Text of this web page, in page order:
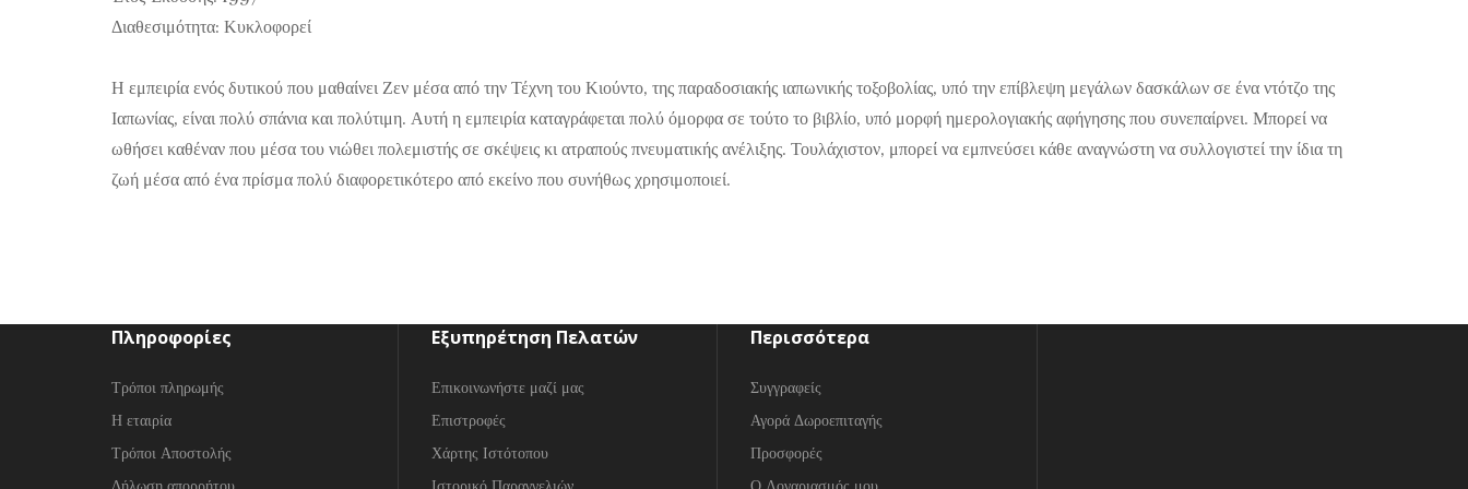
Διαθεσιμότητα: Κυκλοφορεί
Η εμπειρία ενός δυτικού που μαθαίνει Ζεν μέσα από την Τέχνη του Κιούντο, της παραδοσιακής ιαπωνικής τοξοβολίας, υπό την επίβλεψη μεγάλων δασκάλων σε ένα ντότζο της
Ιαπωνίας, είναι πολύ σπάνια και πολύτιμη. Αυτή η εμπειρία καταγράφεται πολύ όμορφα σε τούτο το βιβλίο, υπό μορφή ημερολογιακής αφήγησης που συνεπαίρνει. Μπορεί να
ωθήσει καθέναν που μέσα του νιώθει πολεμιστής σε σκέψεις κι ατραπούς πνευματικής ανέλιξης. Τουλάχιστον, μπορεί να εμπνεύσει κάθε αναγνώστη να συλλογιστεί την ίδια τη
ζωή μέσα από ένα πρίσμα πολύ διαφορετικότερο από εκείνο που συνήθως χρησιμοποιεί.
Πληροφορίες
Τρόποι πληρωμής
Η εταιρία
Τρόποι Αποστολής
Εξυπηρέτηση Πελατών
Επικοινωνήστε μαζί μας
Επιστροφές
Χάρτης Ιστότοπου
Περισσότερα
Συγγραφείς
Αγορά Δωροεπιταγής
Προσφορές